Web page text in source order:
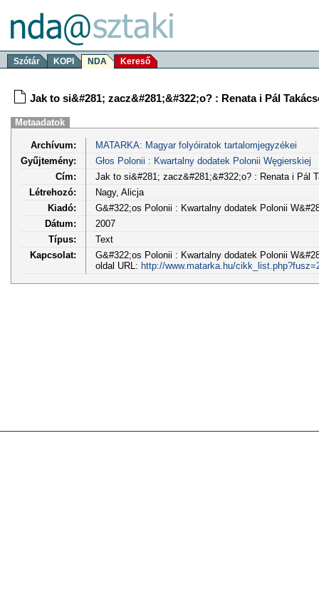
Szótár KOPI NDA Kereső
Jak to si&#281; zacz&#281;&#322;o? : Renata i Pál
Metaadatok
Archívum:
MATARKA: Magyar folyóiratok tartalomjegyzékei
Gyűjtemény:
Głos Polonii : Kwartalny dodatek Polonii Węgierskiej
Cím:
Jak to si&#281; zacz&#281;&#322;o? : Renata i Pál
Létrehozó:
Nagy, Alicja
Kiadó:
G&#322;os Polonii : Kwartalny dodatek Polonii
Dátum:
2007
Típus:
Text
Kapcsolat:
G&#322;os Polonii : Kwartalny dodatek Polonii
oldal URL: http://www.matarka.hu/